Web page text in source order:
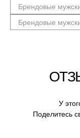
Брендовые
Брендовые
У
Поделитесь